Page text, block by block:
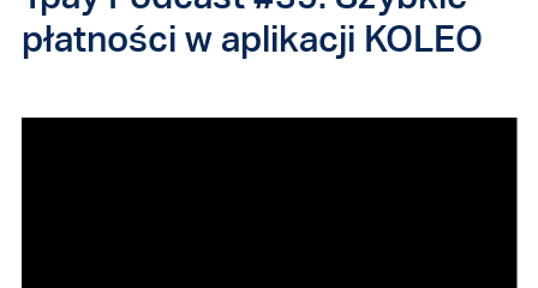
płatności w aplikacji KOLEO